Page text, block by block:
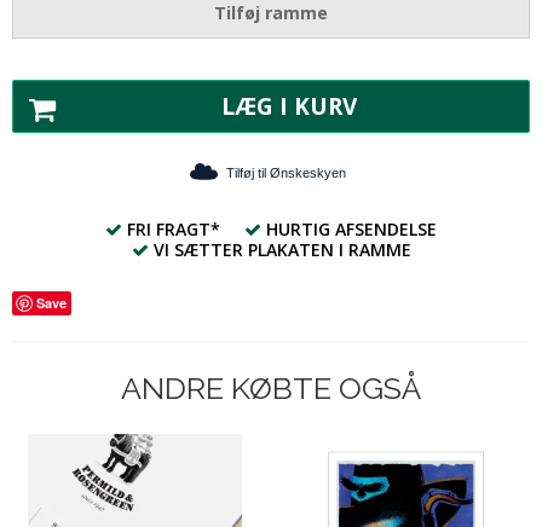
Tilføj ramme
LÆG I KURV
Tilføj til Ønskeskyen
FRI FRAGT*
HURTIG AFSENDELSE
VI SÆTTER PLAKATEN I RAMME
Save
ANDRE KØBTE OGSÅ